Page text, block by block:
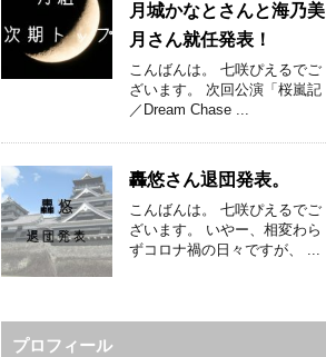
月城かなとさんと海乃美
月さん就任発表！
こんばんは。 七咲ぴえるでご
ざいます。 次回公演「桜嵐記
／Dream Chase ...
轟悠さん退団発表。
こんばんは。 七咲ぴえるでご
ざいます。 いやー、相変わら
ずコロナ禍の日々ですが、 ...
プロフィール